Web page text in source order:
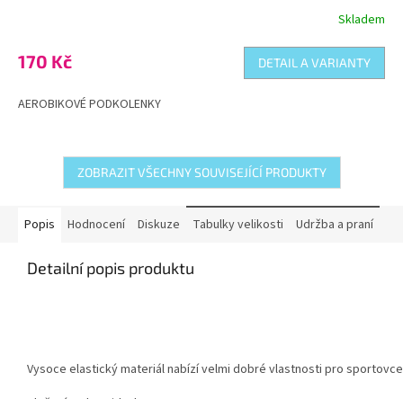
produktu
je
z
Skladem
170 Kč DETAIL A VARIANTY
AEROBIKOVÉ PODKOLENKY
ZOBRAZIT VŠECHNY SOUVISEJÍCÍ PRODUKTY
Popis Hodnocení Diskuze Tabulky velikosti Udržba a praní
Detailní popis produktu
Vysoce elastický materiál nabízí velmi dobré vlastnosti pro